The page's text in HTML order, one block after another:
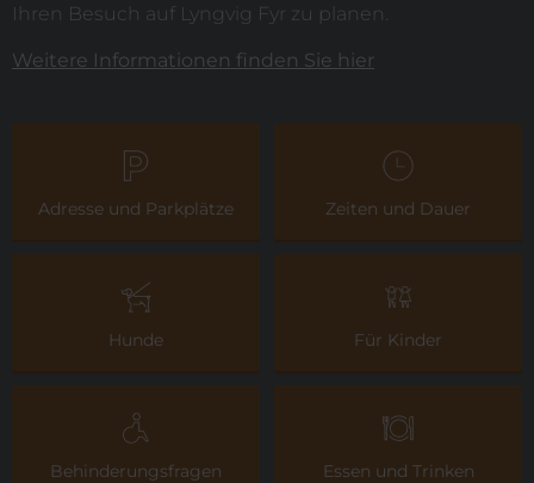
Ihren Besuch auf Lyngvig Fyr zu planen.
Weitere Informationen finden Sie hier
Adresse und Parkplätze Zeiten und Dauer
Hunde Für Kinder
Behinderungsfragen Essen und Trinken